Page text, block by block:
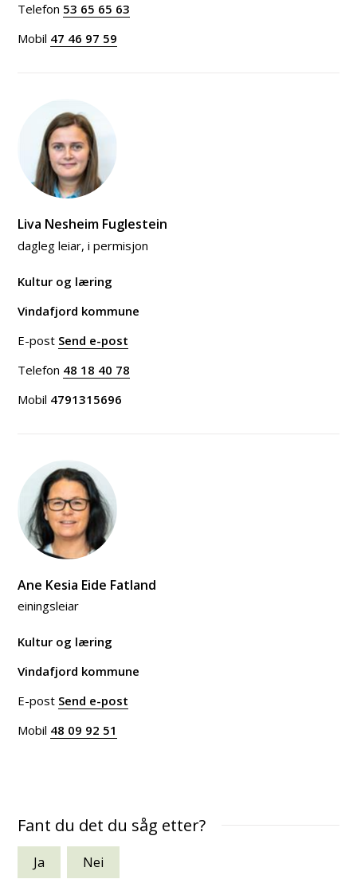
Telefon 53 65 65 63
Mobil 47 46 97 59
Liva Nesheim Fuglestein
dagleg leiar, i permisjon
Kultur og læring
Vindafjord kommune
E-post Send e-post
Telefon 48 18 40 78
Mobil 4791315696
Ane Kesia Eide Fatland
einingsleiar
Kultur og læring
Vindafjord kommune
E-post Send e-post
Mobil 48 09 92 51
Fant du det du såg etter?
Ja Nei